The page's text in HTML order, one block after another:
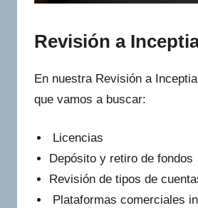
Revisión a
En nuestra Revisión a
que vamos a buscar:
Licencias
Depósito y retiro de fondos
Revisión de tipos de
Plataformas comerciales